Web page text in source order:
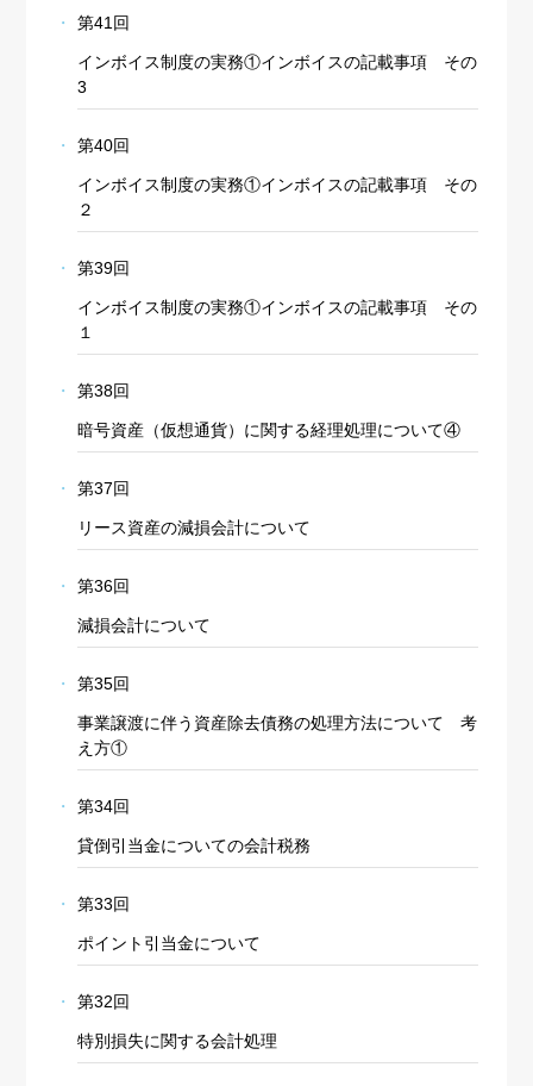
第41回
インボイス制度の実務①インボイスの記載事項 その
3
第40回
インボイス制度の実務①インボイスの記載事項 その
２
第39回
インボイス制度の実務①インボイスの記載事項 その
１
第38回
暗号資産（仮想通貨）に関する経理処理について④
第37回
リース資産の減損会計について
第36回
減損会計について
第35回
事業譲渡に伴う資産除去債務の処理方法について 考
え方①
第34回
貸倒引当金についての会計税務
第33回
ポイント引当金について
第32回
特別損失に関する会計処理